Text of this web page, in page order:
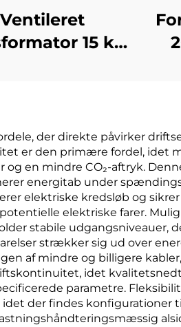
Ventileret
15 kV
der direkte påvirker
er den primære fordel, idet
en mindre CO₂-aftryk.
energitab under
elektriske kredsløb og
elektriske farer.
stabile udgangsniveauer,
strækker sig ud over
af mindre og billigere
idet
parametre.
der findes